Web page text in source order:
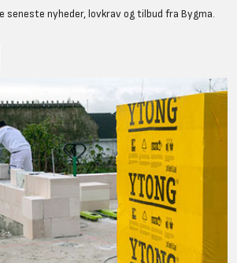
seneste nyheder, lovkrav og tilbud fra Bygma.